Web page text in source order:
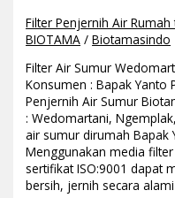
Filter Penjernih Air Rumah
BIOTAMA /Biotamasindo
Filter Air Sumur
Konsumen : Bapak Yanto
Penjernih Air Sumur
: Wedomartani,
air sumur dirumah Bapak
Menggunakan media
sertifikat ISO:9001 dapat
bersih, jernih secara